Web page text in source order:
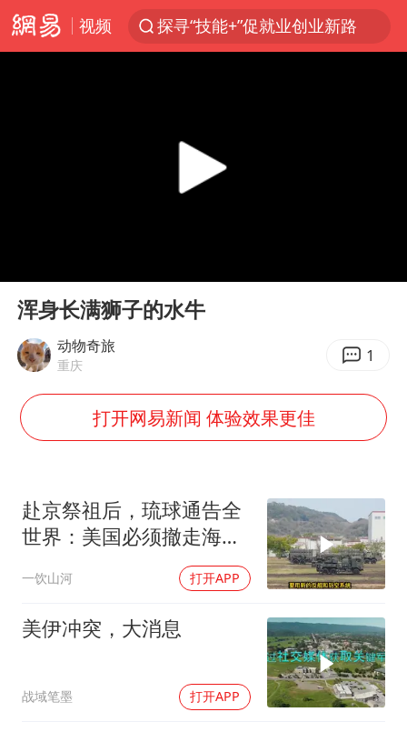
视频
探寻“技能+”促就业创业新路
沙特否认与胡塞武装举行会谈
FIFA官方支持因凡蒂诺
乘客脱鞋散发异味 司机提醒反被怼
日本籍女网红在韩直播时自杀身亡
恩比德变瘦引热议
总书记关心百姓身边这些民生大事
Play
浑身长满狮子的水牛
动物奇旅
重庆 1
打开网易新闻 体验效果更佳
赴京祭祖后，琉球通告全
世界：美国必须撤走海马
一饮山河 打开APP
美伊冲突，大消息
战域笔墨 打开APP